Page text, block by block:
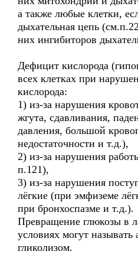
а также любые клетки,
дыхательная цепь
них ингибиторов
Дефицит кислорода
всех клетках при
кислорода:
1) из-за нарушения
жгута, сдавливания,
давления, большой
недостаточности и т.д.),
2) из-за нарушения
п.121),
3) из-за нарушения
лёгкие (при эмфиземе
при бронхоспазме и т.д.).
Превращение глюкозы в
условиях могут
гликолизом.